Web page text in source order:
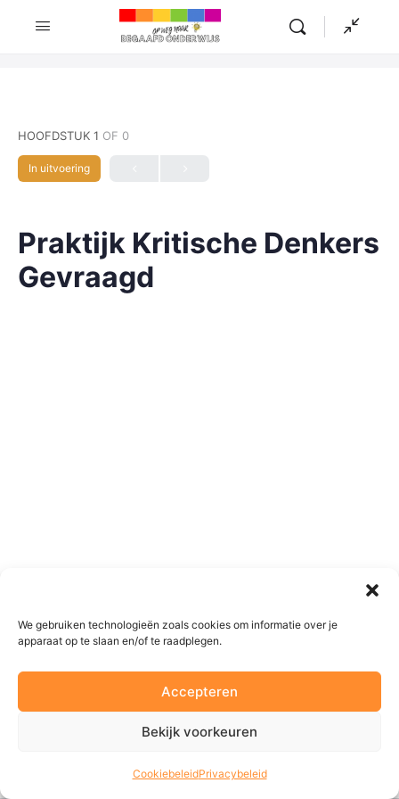
We gebruiken technologieën zoals cookies om informatie over je
apparaat op te slaan en/of te raadplegen.
Accepteren
Bekijk voorkeuren
CookiebeleidPrivacybeleid
HOOFDSTUK 1 OF 0
In uitvoering
Praktijk Kritische Denkers
Gevraagd